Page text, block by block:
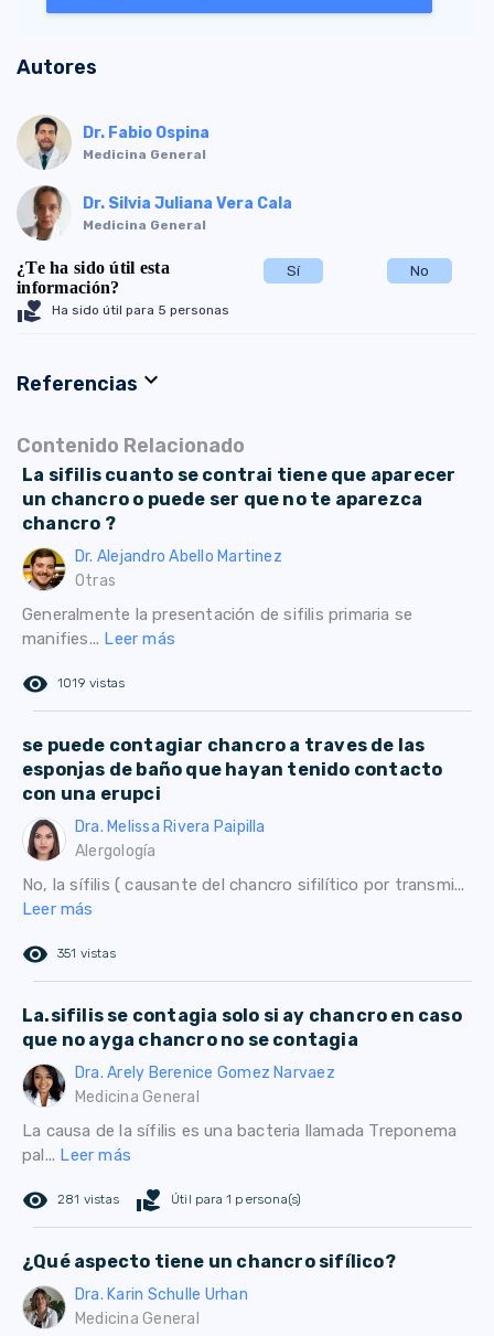
Autores
Dr. Fabio Ospina
Medicina General
Dr. Silvia Juliana Vera Cala
Medicina General
¿Te ha sido útil esta
información?
Sí No
volunteer_activism Ha sido útil para 5 personas
Referencias expand_more
Contenido Relacionado
La sifilis cuanto se contrai tiene que aparecer
un chancro o puede ser que no te aparezca
chancro ?
Dr. Alejandro Abello Martinez
Otras
Generalmente la presentación de sifilis primaria se
manifies... Leer más
remove_red_eye 1019 vistas
se puede contagiar chancro a traves de las
esponjas de baño que hayan tenido contacto
con una erupci
Dra. Melissa Rivera Paipilla
Alergología
No, la sífilis ( causante del chancro sifilítico por transmi...
Leer más
remove_red_eye 351 vistas
La.sifilis se contagia solo si ay chancro en caso
que no ayga chancro no se contagia
Dra. Arely Berenice Gomez Narvaez
Medicina General
La causa de la sífilis es una bacteria llamada Treponema
pal... Leer más
remove_red_eye 281 vistas volunteer_activism Útil para 1 persona(s)
¿Qué aspecto tiene un chancro sifílico?
Dra. Karin Schulle Urhan
Medicina General